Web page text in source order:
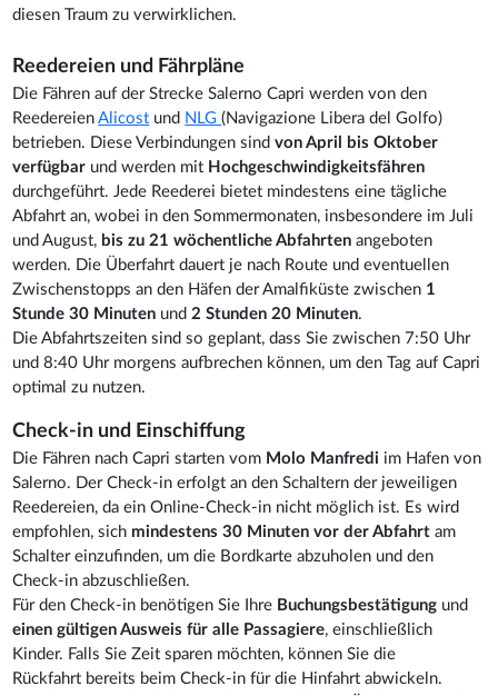
diesen Traum zu verwirklichen.
Reedereien und Fährpläne
Die Fähren auf der Strecke Salerno Capri werden von den
ReedereienAlicost und NLG(Navigazione Libera del Golfo)
betrieben. Diese Verbindungen sindvon April bis Oktober
verfügbar und werden mit Hochgeschwindigkeitsfähren
durchgeführt. Jede Reederei bietet mindestens eine tägliche
Abfahrt an, wobei in den Sommermonaten, insbesondere im Juli
und August, bis zu 21 wöchentliche Abfahrten angeboten
werden. Die Überfahrt dauert je nach Route und eventuellen
Zwischenstopps an den Häfen der Amalfiküste zwischen 1
Stunde 30 Minuten und 2 Stunden 20 Minuten.
Die Abfahrtszeiten sind so geplant, dass Sie zwischen 7:50 Uhr
und 8:40 Uhr morgens aufbrechen können, um den Tag auf Capri
optimal zu nutzen.
Check-in und Einschiffung
Die Fähren nach Capri starten vom Molo Manfredi im Hafen von
Salerno. Der Check-in erfolgt an den Schaltern der jeweiligen
Reedereien, da ein Online-Check-in nicht möglich ist. Es wird
empfohlen, sich mindestens 30 Minuten vor der Abfahrt am
Schalter einzufinden, um die Bordkarte abzuholen und den
Check-in abzuschließen.
Für den Check-in benötigen Sie Ihre Buchungsbestätigung und
einen gültigen Ausweis für alle Passagiere, einschließlich
Kinder. Falls Sie Zeit sparen möchten, können Sie die
Rückfahrt bereits beim Check-in für die Hinfahrt abwickeln.